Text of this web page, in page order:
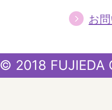
お
© 2018 FUJIEDA